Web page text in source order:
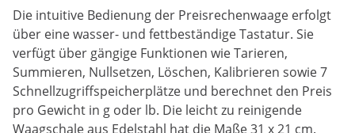
Die intuitive Bedienung der Preisrechenwaage erfolgt
über eine wasser- und fettbeständige Tastatur. Sie
verfügt über gängige Funktionen wie Tarieren,
Summieren, Nullsetzen, Löschen, Kalibrieren sowie 7
Schnellzugriffspeicherplätze und berechnet den Preis
pro Gewicht in g oder lb. Die leicht zu reinigende
Waagschale aus Edelstahl hat die Maße 31 x 21 cm.